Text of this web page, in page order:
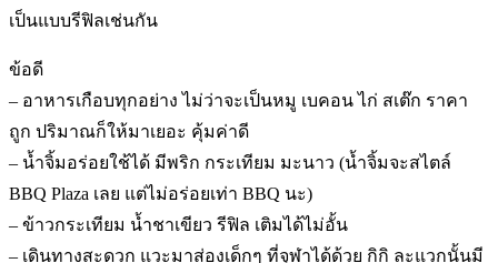
เป็นแบบรีฟิลเช่นกัน
ข้อดี
– อาหารเกือบทุกอย่าง ไม่ว่าจะเป็นหมู เบคอน ไก่ สเต๊ก ราคา
ถูก ปริมาณก็ให้มาเยอะ คุ้มค่าดี
– น้ำจิ้มอร่อยใช้ได้ มีพริก กระเทียม มะนาว (น้ำจิ้มจะสไตล์
BBQ Plaza เลย แต่ไม่อร่อยเท่า BBQ นะ)
– ข้าวกระเทียม น้ำชาเขียว รีฟิล เติมได้ไม่อั้น
– เดินทางสะดวก แวะมาส่องเด็กๆ ที่จุฬาได้ด้วย กิกิ ละแวกนั้นมี